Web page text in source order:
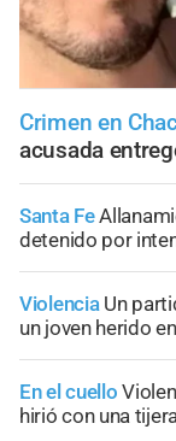
Crimen en
acusada
Santa Fe
detenido por
Violencia Un
un joven herido
En el cuello
hirió con una